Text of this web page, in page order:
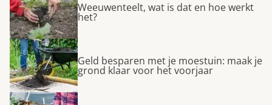
Weeuwenteelt, wat is dat en hoe werkt
het?
Geld besparen met je moestuin: maak je
grond klaar voor het voorjaar